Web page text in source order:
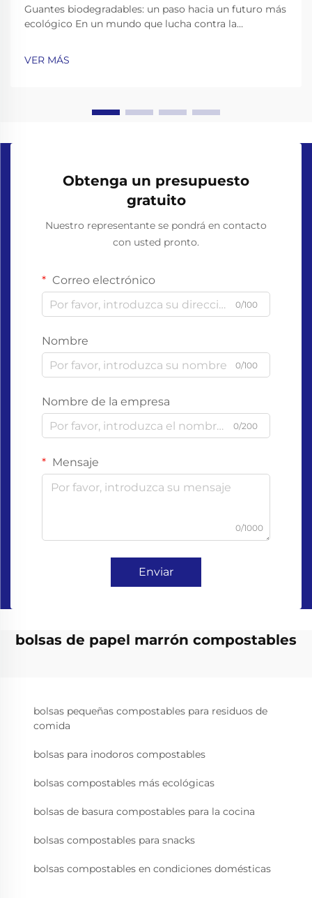
Guantes biodegradables: un paso hacia un futuro más
ecológico En un mundo que lucha contra la
ecológicas a los productos cotidianos se ha vuelto
VER MÁS
Obtenga un presupuesto
gratuito
Nuestro representante se pondrá en contacto
con usted pronto.
Correo electrónico
0/100
Nombre
0/100
Nombre de la empresa
0/200
Mensaje
0/1000
Enviar
bolsas de papel marrón compostables
bolsas pequeñas compostables para residuos de
comida
bolsas para inodoros compostables
bolsas compostables más ecológicas
bolsas de basura compostables para la cocina
bolsas compostables para snacks
bolsas compostables en condiciones domésticas